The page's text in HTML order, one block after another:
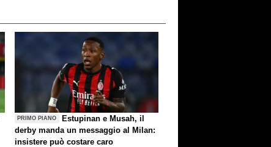
PRIMO PIANO
Estupinan e Musah, il
derby manda un messaggio al Milan:
insistere può costare caro